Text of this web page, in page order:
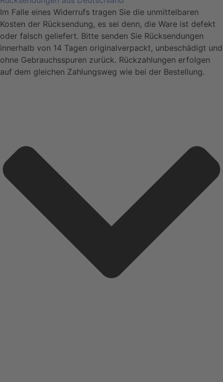
Im Falle eines Widerrufs tragen Sie die unmittelbaren
Kosten der Rücksendung, es sei denn, die Ware ist defekt
oder falsch geliefert. Bitte senden Sie Rücksendungen
innerhalb von 14 Tagen originalverpackt, unbeschädigt und
ohne Gebrauchsspuren zurück. Rückzahlungen erfolgen
auf dem gleichen Zahlungsweg wie bei der Bestellung.